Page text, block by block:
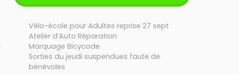
Vélo-école pour Adultes reprise 27 sept
Atelier d’Auto Réparation
Marquage Bicycode
Sorties du jeudi suspendues faute de
bénévoles